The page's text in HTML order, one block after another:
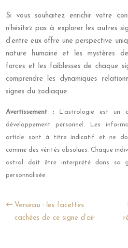
Si vous souhaitez enrichir votre
n’hésitez pas à explorer les autres
d’entre eux offre une perspective
nature humaine et les mystères de
forces et les faiblesses de chaque
comprendre les dynamiques
signes du zodiaque.
Avertissement :
L’astrologie est un
développement personnel. Les
article sont à titre indicatif et ne
comme des vérités absolues. Chaque
astral doit être interprété dans sa
personnalisée.
Verseau : les facettes
cachées de ce signe d’air